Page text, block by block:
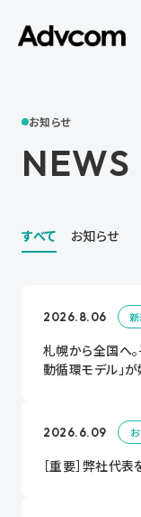
お知らせ
NEWS
すべて お知らせ
2026.8.06
札幌から全国へ
動循環モデル」
2026.6.09
［重要］弊社代